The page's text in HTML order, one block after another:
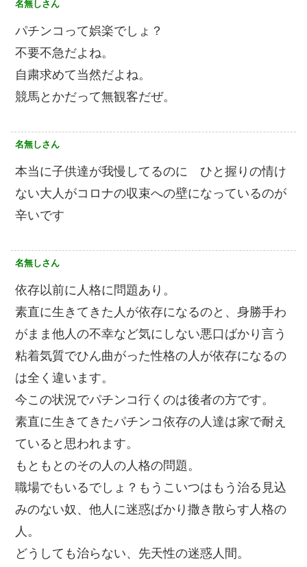
名無しさん
パチンコって娯楽でしょ？
不要不急だよね。
自粛求めて当然だよね。
競馬とかだって無観客だぜ。
名無しさん
本当に子供達が我慢してるのに ひと握りの情け
ない大人がコロナの収束への壁になっているのが
辛いです
名無しさん
依存以前に人格に問題あり。
素直に生きてきた人が依存になるのと、身勝手わ
がまま他人の不幸など気にしない悪口ばかり言う
粘着気質でひん曲がった性格の人が依存になるの
は全く違います。
今この状況でパチンコ行くのは後者の方です。
素直に生きてきたパチンコ依存の人達は家で耐え
ていると思われます。
もともとのその人の人格の問題。
職場でもいるでしょ？もうこいつはもう治る見込
みのない奴、他人に迷惑ばかり撒き散らす人格の
人。
どうしても治らない、先天性の迷惑人間。